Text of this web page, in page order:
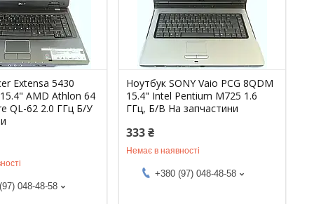
Extensa 5430
AMD Athlon 64
QL-62 2.0 ГГц Б/У
048-48-58
Ноутбук SONY Vaio PCG 8QDM
15.4" Intel Pentium M725 1.6
ГГц, Б/В На запчастини
333 ₴
Немає в наявності
+380 (97) 048-48-58